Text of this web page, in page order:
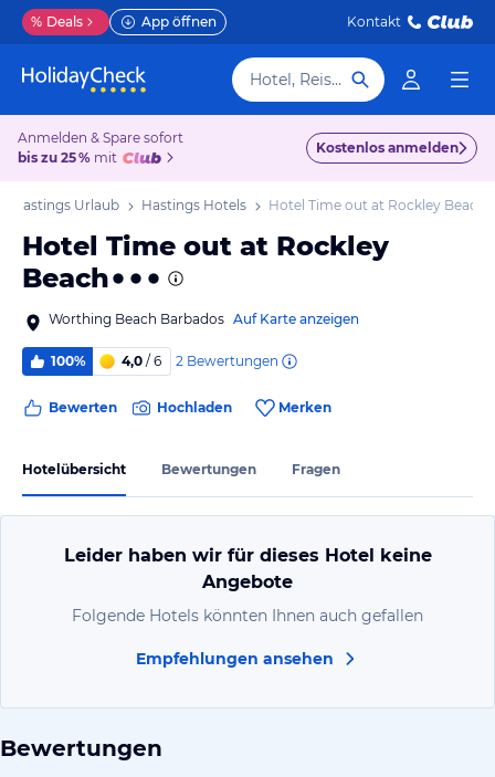
% Deals App öffnen Kontakt
Hotel, Reiseziel
Anmelden & Spare sofort
bis zu 25 % mit
Kostenlos anmelden
Hastings Urlaub Hastings Hotels Hotel Time out at Rockley Beach
Hotel Time out at Rockley
Beach
Worthing Beach Barbados Auf Karte anzeigen
100% 4,0 / 6 2 Bewertungen
Bewerten Hochladen Merken
Hotelübersicht Bewertungen Fragen
Leider haben wir für dieses Hotel keine
Angebote
Folgende Hotels könnten Ihnen auch gefallen
Empfehlungen ansehen
Bewertungen